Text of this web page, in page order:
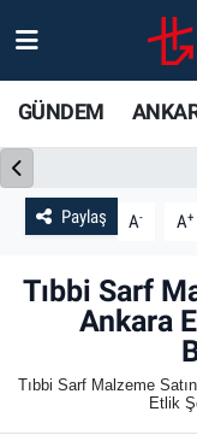
GÜNDEM
Paylaş A- A+
Tıbbi Sarf
Ankara
Tıbbi Sarf Malzeme
Etlik
Ankara
Bilim ve
Spor
Ticari Hayat
Ankara Hava
Ankara Trafik
Süper Lig Puan
Tüm Manşetler
Son Dakika